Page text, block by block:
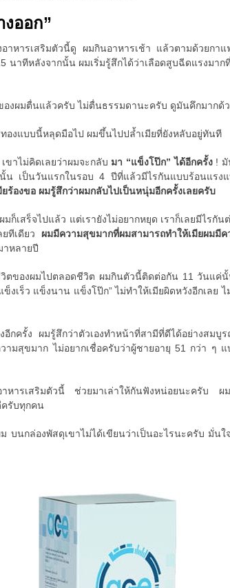
ออก”
าหารเสริมตัวนี้ดู ผมกินอาหารเช้า แล้วตามด้วยกา
นาทีหลังจากนั้น ผมเริ่มรู้สึกได้ว่าเลือดสูบฉีดแรงมาก
องผมตื่นแล้วครับ ไม่ตื่นธรรมดานะครับ ดูมันคึกมากด้
องแบบนี้หลุดมือไป ผมขึ้นไปปล้ำเมียที่ยังหลับอยู่ทันที
ขาไม่คิดเลยว่าผมจะกลับ มา “แข็งโป๊ก” ได้อีกครั้ง ! มั
นั้น เป็นวันแรกในรอบ 4 ปีที่แล้วมีไรกันแบบร้อนแรง
ร้องขอ ผมรู้สึกว่าผมกลับไปเป็นหนุ่มอีกครั้งเลยครับ
มก็เสร็จไปแล้ว แต่เรายังไม่อยากหยุด เราก็เลยมีไรกั
ทีเดียว ผมมีความสุขมากที่ผมสามารถทำให้เมียผมมีค
าหลายปี
ตของผมไปตลอดชีวิต ผมกินตัวนี้ติดต่อกัน 11 วันแค่
งเร็ว แข็งนาน แข็งโป๊ก” ไม่ทำให้เมียผิดหวังอีกเลย ไ
อีกครั้ง ผมรู้สึกว่าตัวเองทำหน้าที่สามีที่ดีได้อย่างสม
ามสุขมาก ไม่อยากเชื่อครับว่าผู้ชายอายุ 51 กว่า ๆ แ
หารเสริมตัวนี้ ช่วยมาเล่าให้กันฟังหน่อยนะครับ ผม
ครับทุกคน
บนกล่องพัสดุเขาไม่ได้เขียนว่าเป็นอะไรนะครับ มั่น